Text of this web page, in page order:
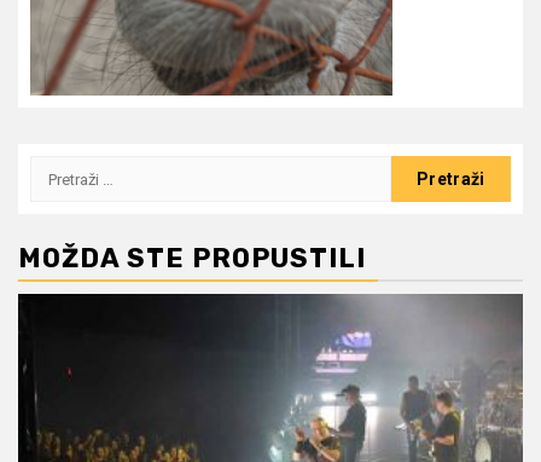
Pretraži:
MOŽDA STE PROPUSTILI